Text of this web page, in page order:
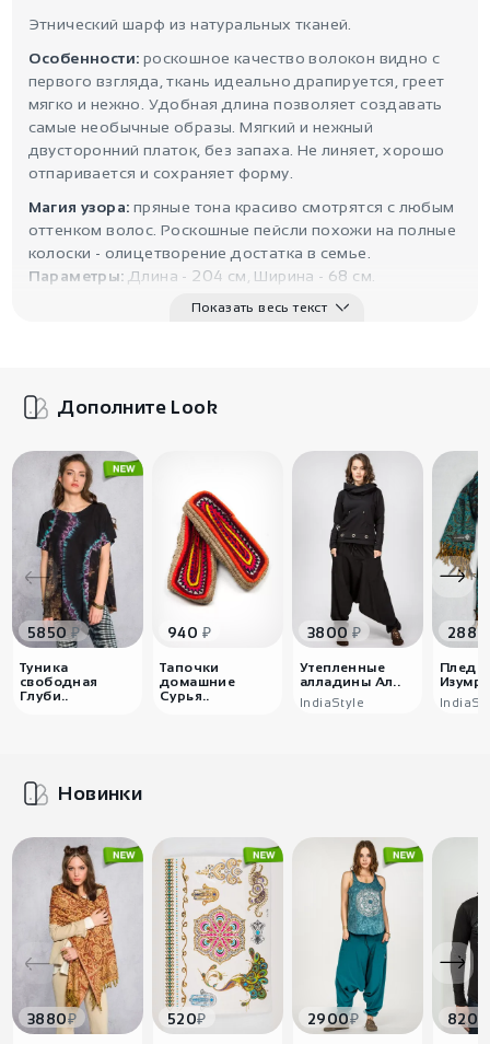
Этнический шарф из натуральных тканей.
Особенности: роскошное качество волокон видно с
первого взгляда, ткань идеально драпируется, греет
мягко и нежно. Удобная длина позволяет создавать
самые необычные образы. Мягкий и нежный
двусторонний платок, без запаха. Не линяет, хорошо
отпаривается и сохраняет форму.
Магия узора: пряные тона красиво смотрятся с любым
оттенком волос. Роскошные пейсли похожи на полные
колоски - олицетворение достатка в семье.
Параметры: Длина - 204 см, Ширина - 68 см.
Показать весь текст
Дополните Look
5850 ₽
Туника
свободная
Глуби..
940 ₽
Тапочки
домашние
Сурья..
3800 ₽
Утепленные
алладины Ал..
IndiaStyle
2880
Плед
Новинки
3880₽ 520₽ 2900₽ 8200